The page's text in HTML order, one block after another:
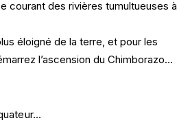
courant des rivières tumultueuses à
éloigné de la terre, et pour les
l’ascension du Chimborazo…